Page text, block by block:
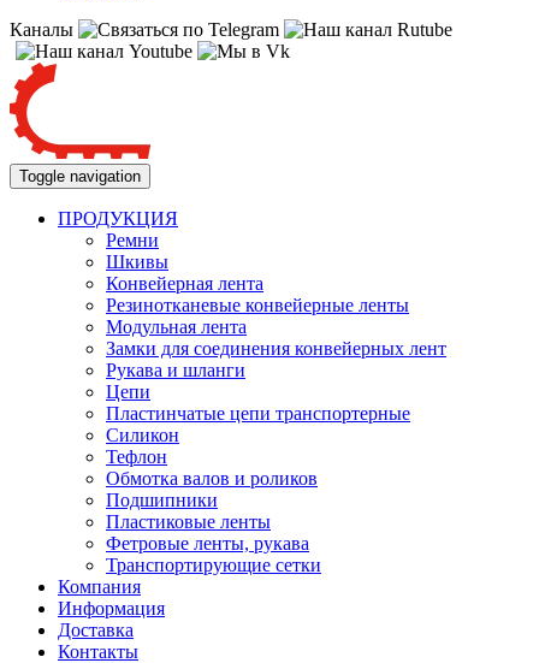
Каналы
Toggle navigation
ПРОДУКЦИЯ
Ремни
Шкивы
Конвейерная лента
Резинотканевые конвейерные ленты
Модульная лента
Замки для соединения конвейерных лент
Рукава и шланги
Цепи
Пластинчатые цепи транспортерные
Силикон
Тефлон
Обмотка валов и роликов
Подшипники
Пластиковые ленты
Фетровые ленты, рукава
Транспортирующие сетки
Компания
Информация
Доставка
Контакты